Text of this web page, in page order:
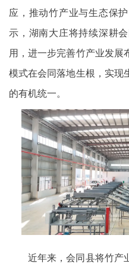
应，推动竹产业与生态保
示，湖南大庄将持续深耕
用，进一步完善竹产业发展
模式在会同落地生根，实现
的有机统一。
近年来，会同县将竹产